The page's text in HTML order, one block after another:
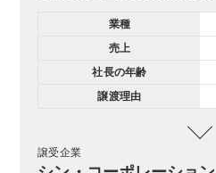
業種
売上
社長の年齢
譲渡理由
譲受企業